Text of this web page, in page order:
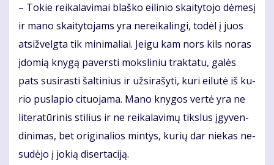
– To­kie rei­ka­la­vi­mai blaš­ko ei­li­nio skai­ty­to­jo dė­me­sį
ir ma­no skai­ty­to­jams yra ne­rei­ka­lin­gi, to­dėl į juos
at­si­žvelg­ta tik mi­ni­ma­liai. Jei­gu kam nors kils no­ras
įdo­mią kny­gą pa­vers­ti moks­li­niu trak­ta­tu, ga­lės
pats su­si­ras­ti šal­ti­nius ir už­si­ra­šy­ti, ku­ri ei­lu­tė iš ku­
rio pus­la­pio ci­tuo­ja­ma. Ma­no kny­gos ver­tė yra ne
li­te­ra­tū­ri­nis sti­lius ir ne rei­ka­la­vi­mų tiks­lus įgy­ven­
di­ni­mas, bet ori­gi­na­lios min­tys, ku­rių dar nie­kas ne­
su­dė­jo į jo­kią di­ser­ta­ci­ją.